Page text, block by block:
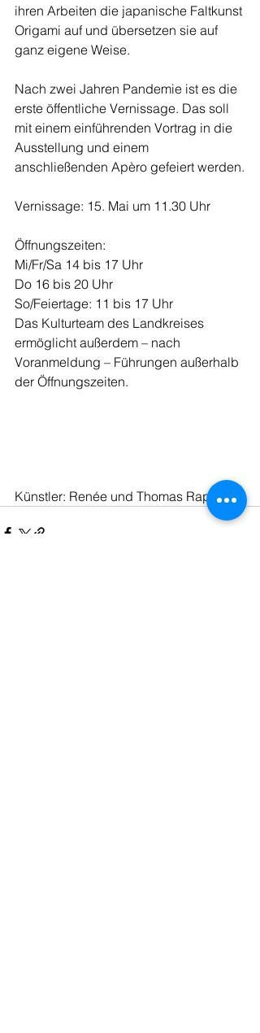
ihren Arbeiten die japanische Faltkunst
Origami auf und übersetzen sie auf
ganz eigene Weise.
Nach zwei Jahren Pandemie ist es die
erste öffentliche Vernissage. Das soll
mit einem einführenden Vortrag in die
Ausstellung und einem
anschließenden Apèro gefeiert werden.
Vernissage: 15. Mai um 11.30 Uhr
Öffnungszeiten:
Mi/Fr/Sa 14 bis 17 Uhr
Do 16 bis 20 Uhr
So/Feiertage: 11 bis 17 Uhr
Das Kulturteam des Landkreises
ermöglicht außerdem – nach
Voranmeldung – Führungen außerhalb
der Öffnungszeiten.
Künstler: Renée und Thomas Rapedius